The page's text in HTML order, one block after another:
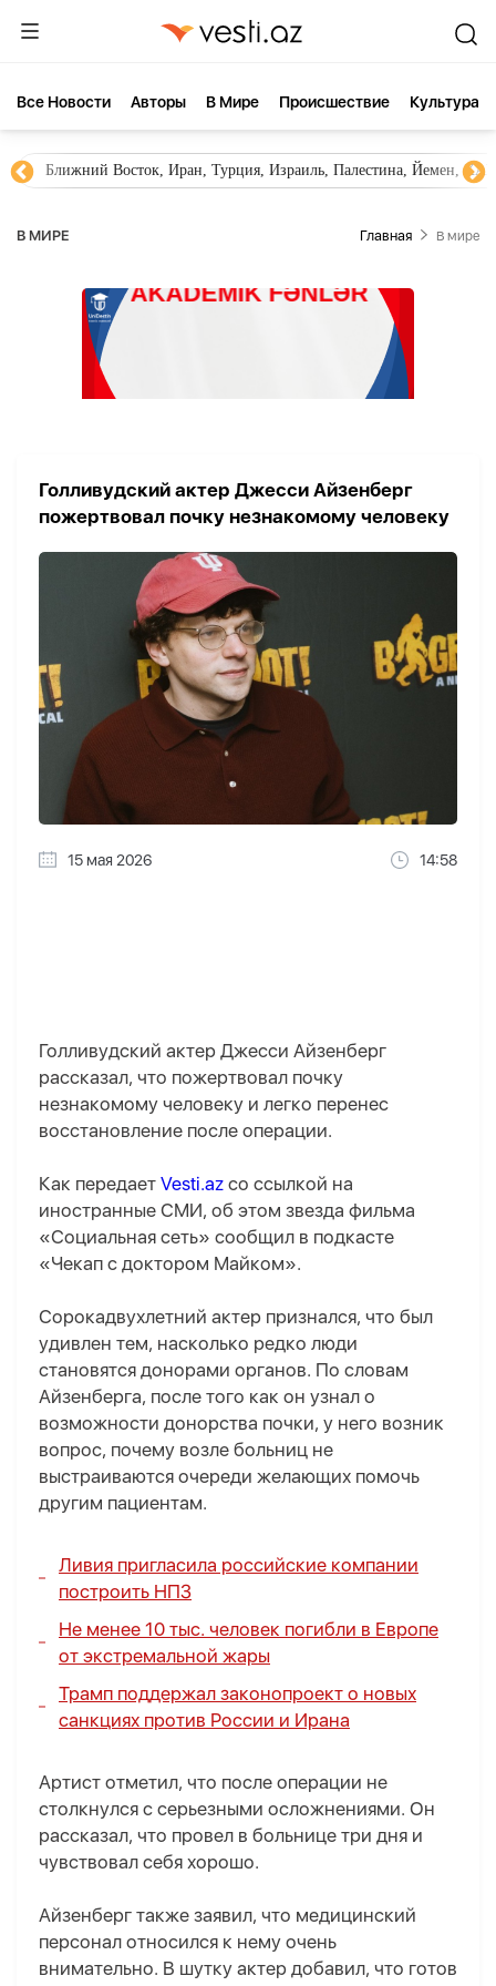
Все Новости Aвторы В Мире Происшествие Культура
Ближний Восток, Иран, Турция, Израиль, Палестина, Йемен,
В МИРЕ Главная В мире
Голливудский актер Джесси Айзенберг
пожертвовал почку незнакомому человеку
15 мая 2026 14:58
Голливудский актер Джесси Айзенберг
рассказал, что пожертвовал почку
незнакомому человеку и легко перенес
восстановление после операции.
Как передает Vesti.az со ссылкой на
иностранные СМИ, об этом звезда фильма
«Социальная сеть» сообщил в подкасте
«Чекап с доктором Майком».
Сорокадвухлетний актер признался, что был
удивлен тем, насколько редко люди
становятся донорами органов. По словам
Айзенберга, после того как он узнал о
возможности донорства почки, у него возник
вопрос, почему возле больниц не
выстраиваются очереди желающих помочь
другим пациентам.
Ливия пригласила российские компании
построить НПЗ
Не менее 10 тыс. человек погибли в Европе
от экстремальной жары
Трамп поддержал законопроект о новых
санкциях против России и Ирана
Артист отметил, что после операции не
столкнулся с серьезными осложнениями. Он
рассказал, что провел в больнице три дня и
чувствовал себя хорошо.
Айзенберг также заявил, что медицинский
персонал относился к нему очень
внимательно. В шутку актер добавил, что готов